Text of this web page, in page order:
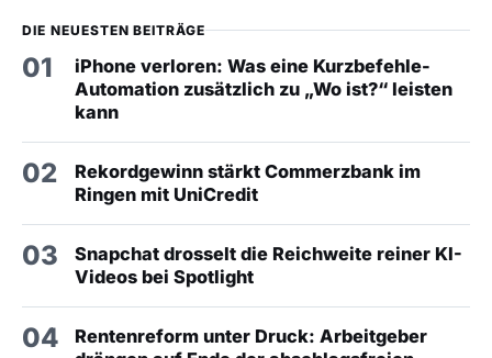
DIE NEUESTEN BEITRÄGE
01
iPhone verloren: Was eine Kurzbefehle-
Automation zusätzlich zu „Wo ist?“ leisten
kann
02
Rekordgewinn stärkt Commerzbank im
Ringen mit UniCredit
03
Snapchat drosselt die Reichweite reiner KI-
Videos bei Spotlight
04
Rentenreform unter Druck: Arbeitgeber